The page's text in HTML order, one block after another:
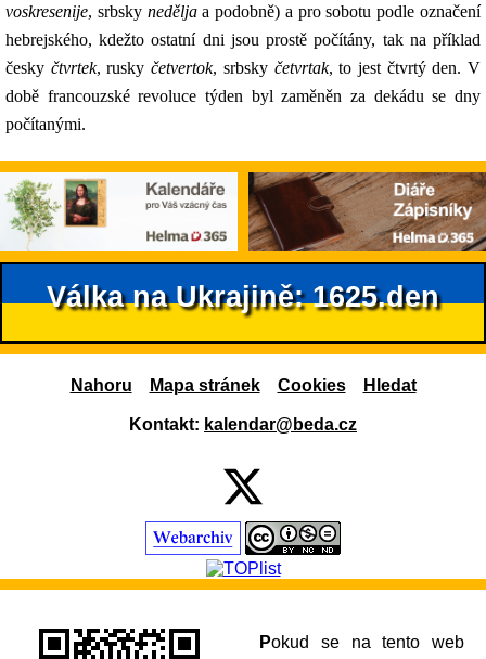
voskresenije, srbsky neděljaa podobně) a pro sobotu podle označení
hebrejského, kdežto ostatní dni jsou prostě počítány, tak na příklad
česky čtvrtek, ruskyčetvertok, srbsky četvrtak, to jest čtvrtý den. V
době francouzské revoluce týden byl zaměněn za dekádu se dny
počítanými.
Válka na Ukrajině: 1625.den
Nahoru Mapa stránek Cookies Hledat
Kontakt: kalendar@beda.cz
Pokud se na tento web